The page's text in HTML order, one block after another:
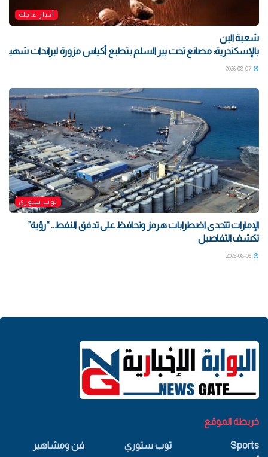
أخبار عاجلة
شعبة البن
بالإسكندرية: مصانع تحت بير السلم بتطبع أكياس مزورة لبراندات شهيرة
توب ستوري
الإمارات تتحدى اضطرابات هرمز وتحافظ على تدفق النفط.. “رؤية”
تكشف التفاصيل
خريطة الموقع
Sports
توب ستوري
فن ومشاهير